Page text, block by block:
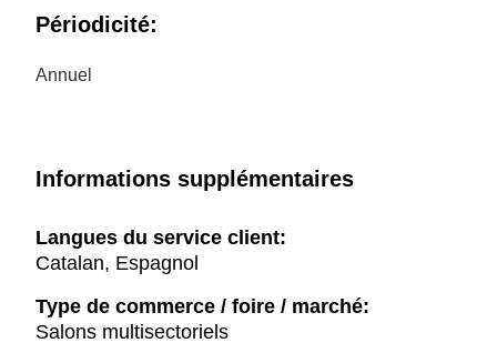
Périodicité:
Annuel
Informations supplémentaires
Langues du service client:
Catalan, Espagnol
Type de commerce / foire / marché:
Salons multisectoriels